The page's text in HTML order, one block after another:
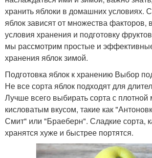
хранить яблоки в домашних условиях.
яблок зависят от множества факторов,
условия хранения и подготовку
мы рассмотрим простые и
хранения яблок зимой.
Подготовка яблок к хранению Выбор
Не все сорта яблок подходят для
Лучше всего выбирать сорта с плотной
кисловатым вкусом, такие как
Смит" или "Браеберн". Сладкие сорта,
хранятся хуже и быстрее портятся.